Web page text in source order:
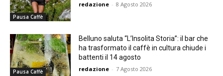
Pausa Caffè
redazione - 8 Agosto 2026
Pausa Caffè
Belluno saluta “L’Insolita Storia”: il bar che
ha trasformato il caffè in cultura chiude i
battenti il 14 agosto
redazione - 7 Agosto 2026